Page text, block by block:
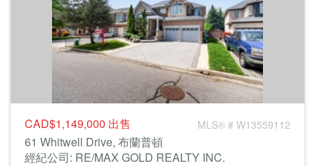
CAD$1,149,000 出售 MLS® # W13559112
61 Whitwell Drive, 布蘭普頓
經紀公司: RE/MAX GOLD REALTY INC.